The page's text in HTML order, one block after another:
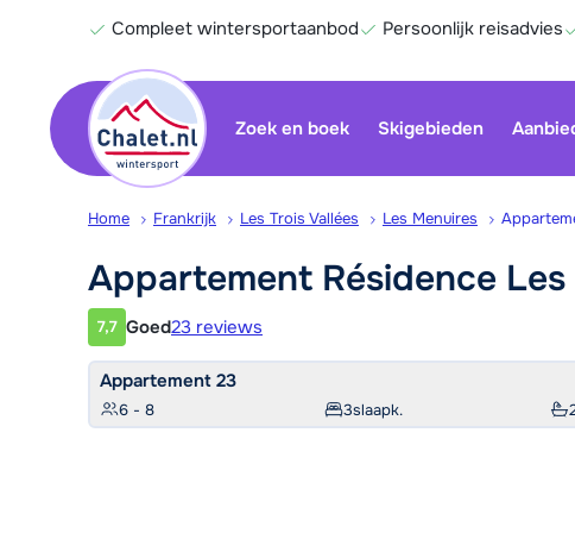
Compleet wintersportaanbod Persoonlijk reisadvies
Zoek en boek Skigebieden
Home Frankrijk Les Trois Vallées Les Menuires
Appartement Résidence Les
Klantwaardering
7,7 Goed23 reviews
Appartement 23
6 - 8 3slaapk.